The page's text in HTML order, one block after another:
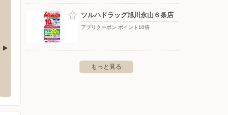
3
イオン滝川店
ツルハドラッグ旭川永山６条店
アプリクーポン ポイント10倍
もっと見る